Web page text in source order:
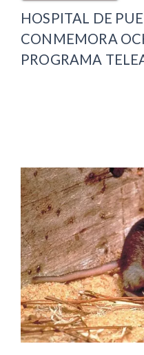
HOSPITAL DE
CONMEMORA
PROGRAMA